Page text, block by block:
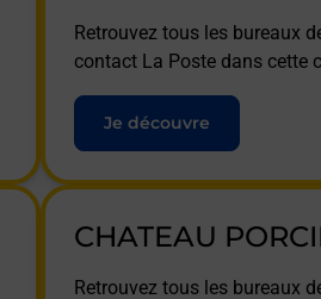
Retrouvez tous les bureaux
contact La Poste dans cette
Je découvre
CHATEAU
Retrouvez tous les bureaux